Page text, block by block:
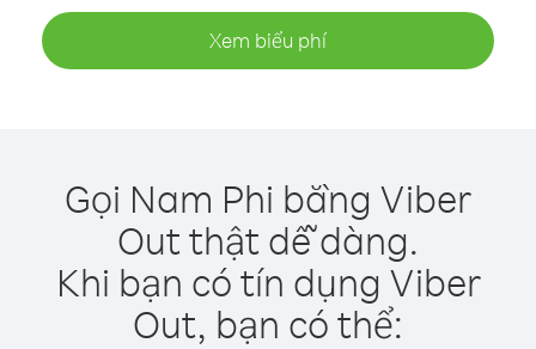
Xem biểu phí
Gọi Nam Phi bằng Viber
Out thật dễ dàng.
Khi bạn có tín dụng Viber
Out, bạn có thể: